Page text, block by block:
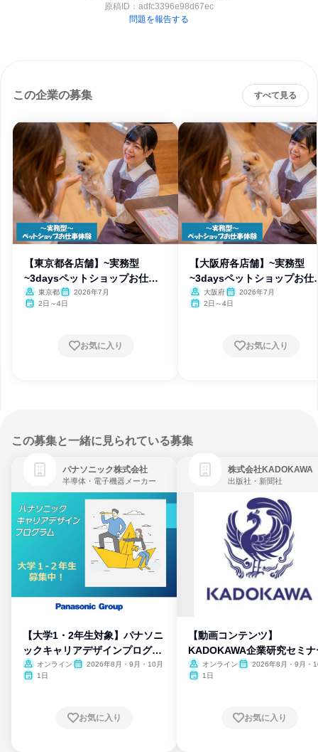
原稿ID： adfc3396e98d67ec
問題を報告する
この企業の募集 すべて見る
【東京都各店舗】~実務型
~3daysペットショップお仕事
体験東京都
2026年7月
2日～4日
お気に入り
【大阪府各店舗】~実務型
~3daysペットショップお仕
体験大阪府
2026年7月
2日～4日
お気に入り
この募集と一緒に見られている募集
パナソニック株式会社
半導体・電子機器メーカー
【大学1・2年生対象】パナソニ
ックキャリアデザインプログラ
ム
オンライン
2026年8月・9月・10月
1日
お気に入り
株式会社KADOKAWA
出版社・新聞社
【動画コンテンツ】
KADOKAWA企業研究セミナ
オンライン
2026年8月・9月・
1日
お気に入り